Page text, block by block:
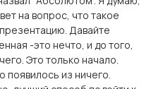
на вопрос, что такое
Давайте
-это нечто, и до того,
Это только начало.
появилось из ничего.